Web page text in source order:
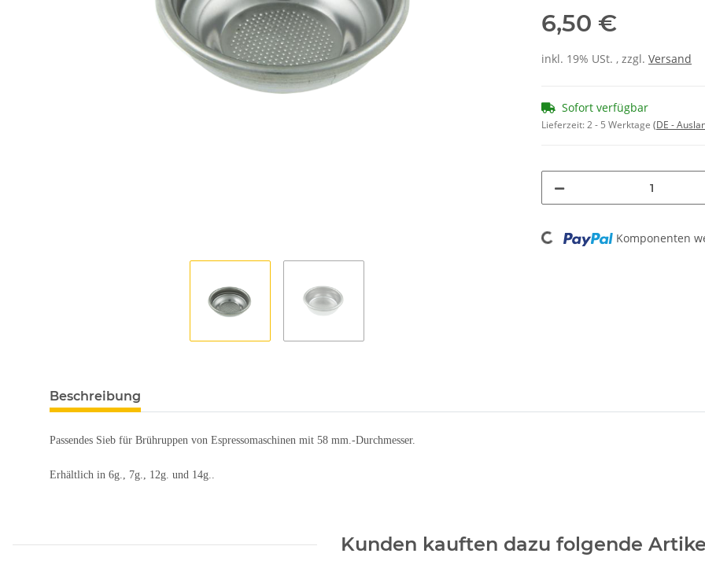
6,50 €
inkl. 19% USt. , zzgl. Versand
Sofort verfügbar
Lieferzeit:2 - 5 Werktage (DE -
Loading... Komponenten
Beschreibung
Passendes Sieb für Brühruppen von Espressomaschinen mit 58 mm.-Durchmesser.
Erhältlich in 6g., 7g., 12g. und 14g..
Kunden kauften dazu folgende